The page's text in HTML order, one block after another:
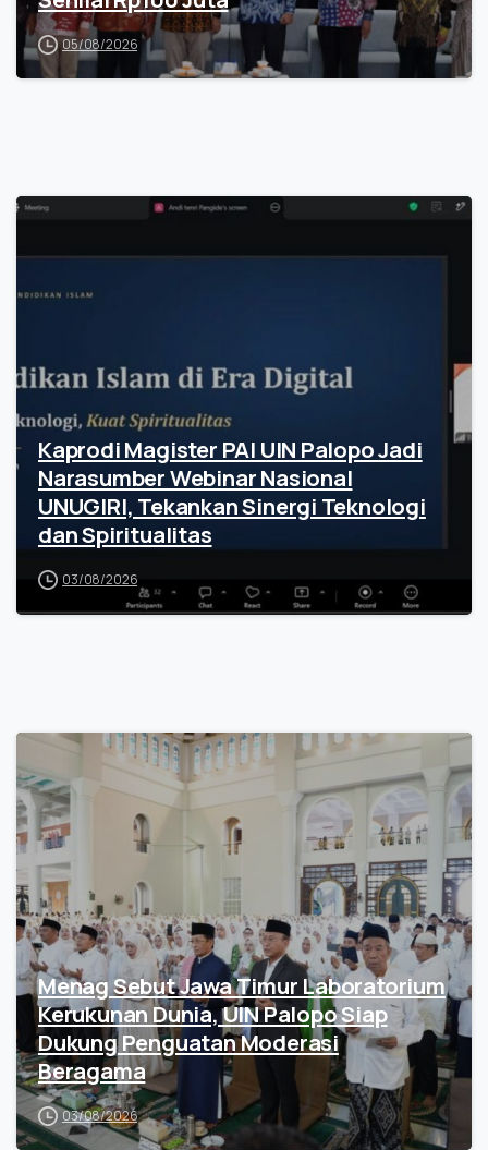
05/08/2026
Kaprodi Magister PAI UIN Palopo Jadi
Narasumber Webinar Nasional
UNUGIRI, Tekankan Sinergi Teknologi
dan Spiritualitas
03/08/2026
Menag Sebut Jawa Timur Laboratorium
Kerukunan Dunia, UIN Palopo Siap
Dukung Penguatan Moderasi
Beragama
03/08/2026